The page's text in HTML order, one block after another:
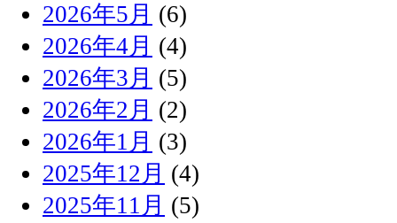
2026年5月 (6)
2026年4月 (4)
2026年3月 (5)
2026年2月 (2)
2026年1月 (3)
2025年12月 (4)
2025年11月 (5)